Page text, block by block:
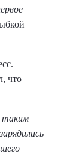
что
таким